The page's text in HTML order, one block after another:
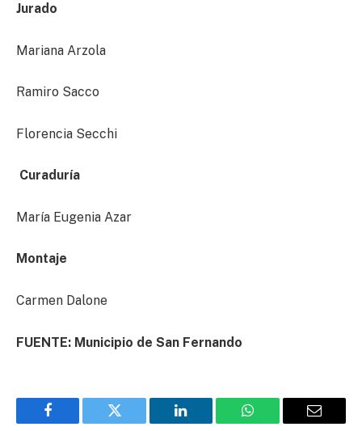
Jurado
Mariana Arzola
Ramiro Sacco
Florencia Secchi
Curaduría
María Eugenia Azar
Montaje
Carmen Dalone
FUENTE: Municipio de San Fernando
Facebook Twitter LinkedIn WhatsApp Email